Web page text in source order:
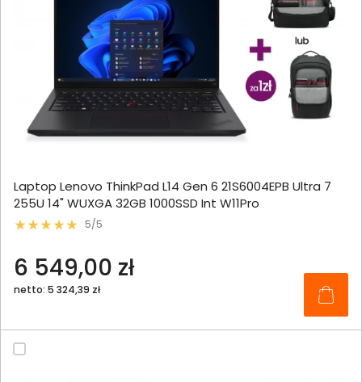
Laptop Lenovo ThinkPad L14 Gen 6 21S6004EPB Ultra 7
255U 14" WUXGA 32GB 1000SSD Int W11Pro
5/5
6 549,00 zł
netto: 5 324,39 zł